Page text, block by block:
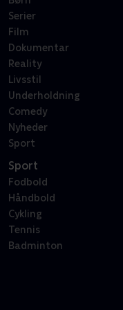
Serier
Film
Dokumentar
Reality
Livsstil
Underholdning
Comedy
Nyheder
Sport
Sport
Fodbold
Håndbold
Cykling
Tennis
Badminton